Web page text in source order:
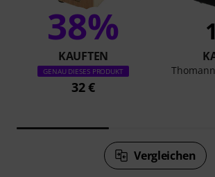
38%
KAUFTEN
GENAU DIESES PRODUKT
32 €
Vergleichen